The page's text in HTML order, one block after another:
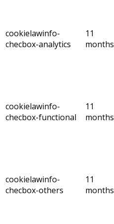
cookielawinfo-
checbox-analytics
11
months
cookielawinfo-
checbox-functional
11
months
cookielawinfo-
checbox-others
11
months